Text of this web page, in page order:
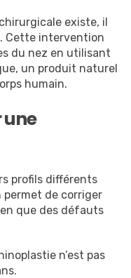
existe, il
Cette intervention
du nez en utilisant
un produit naturel
humain.
une
profils différents
de corriger
que des défauts
n’est pas